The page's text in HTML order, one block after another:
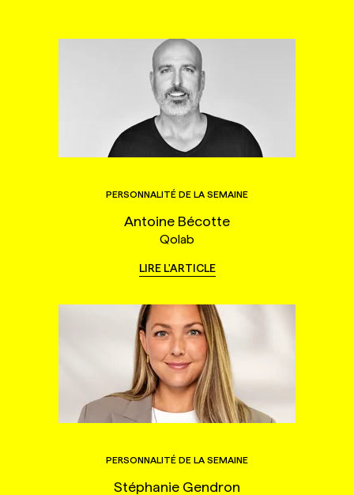
PERSONNALITÉ DE LA SEMAINE
Antoine Bécotte
Qolab
LIRE L'ARTICLE
PERSONNALITÉ DE LA SEMAINE
Stéphanie Gendron